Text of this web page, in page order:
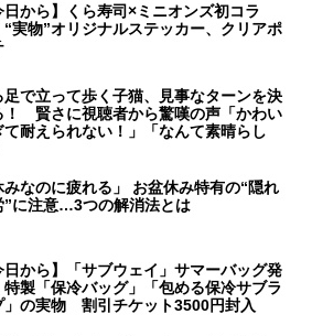
日から】くら寿司×ミニオンズ初コラ
物”オリジナルステッカー、クリアポ
足で立って歩く子猫、見事なターンを決
！ 賢さに視聴者から驚嘆の声「かわい
て耐えられない！」「なんて素晴らし
みなのに疲れる」 お盆休み特有の“隠れ
”に注意…3つの解消法とは
日から】「サブウェイ」サマーバッグ発
製「保冷バッグ」「包める保冷サブラ
」の実物 割引チケット3500円封入